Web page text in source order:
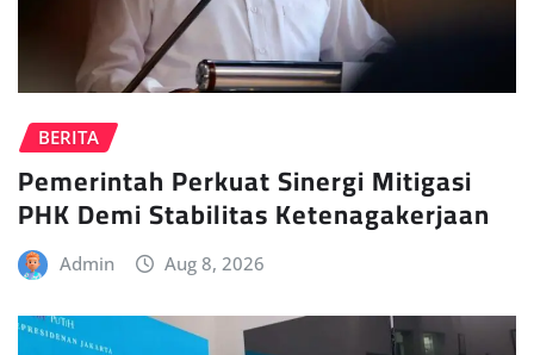
BERITA
Pemerintah Perkuat Sinergi Mitigasi
PHK Demi Stabilitas Ketenagakerjaan
Admin Aug 8, 2026